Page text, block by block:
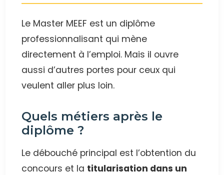
Le Master MEEF est un diplôme
professionnalisant qui mène
directement à l’emploi. Mais il ouvre
aussi d’autres portes pour ceux qui
veulent aller plus loin.
Quels métiers après le
diplôme ?
Le débouché principal est l’obtention du
concours et la titularisation dans un